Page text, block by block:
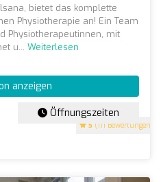
5 (111 Bewertungen)
bietet das komplette
Physiotherapie an! Ein Team
Physiotherapeutinnen, mit
u... Weiterlesen
anzeigen
Öffnungszeiten